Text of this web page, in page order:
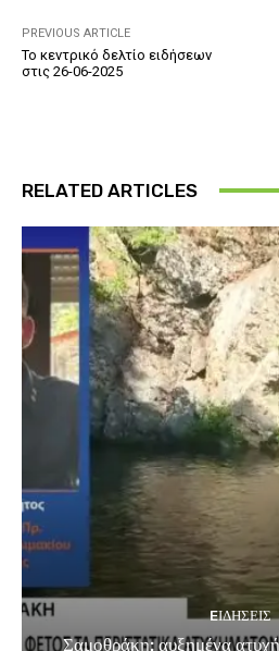
PREVIOUS ARTICLE
Το κεντρικό δελτίο ειδήσεων
στις 26-06-2025
RELATED ARTICLES
EΙΔΗΣΕΙΣ
Σαμοθράκη: αυξημένα